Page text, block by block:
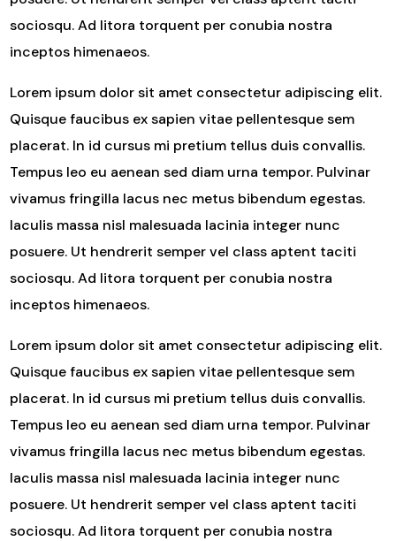
sociosqu. Ad litora torquent per conubia nostra
inceptos himenaeos.
Lorem ipsum dolor sit amet consectetur adipiscing elit.
Quisque faucibus ex sapien vitae pellentesque sem
placerat. In id cursus mi pretium tellus duis convallis.
Tempus leo eu aenean sed diam urna tempor. Pulvinar
vivamus fringilla lacus nec metus bibendum egestas.
Iaculis massa nisl malesuada lacinia integer nunc
posuere. Ut hendrerit semper vel class aptent taciti
sociosqu. Ad litora torquent per conubia nostra
inceptos himenaeos.
Lorem ipsum dolor sit amet consectetur adipiscing elit.
Quisque faucibus ex sapien vitae pellentesque sem
placerat. In id cursus mi pretium tellus duis convallis.
Tempus leo eu aenean sed diam urna tempor. Pulvinar
vivamus fringilla lacus nec metus bibendum egestas.
Iaculis massa nisl malesuada lacinia integer nunc
posuere. Ut hendrerit semper vel class aptent taciti
sociosqu. Ad litora torquent per conubia nostra